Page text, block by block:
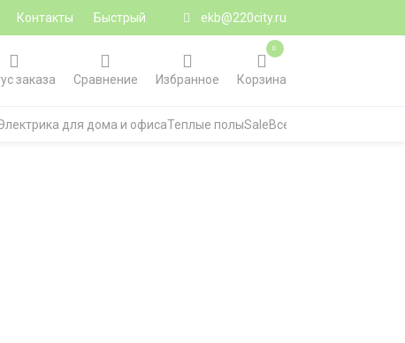
Контакты
Быстрый
ekb@220city.ru
заказа Сравнение Избранное Корзина
0
для дома и офисаТеплые полыSaleВсе категории